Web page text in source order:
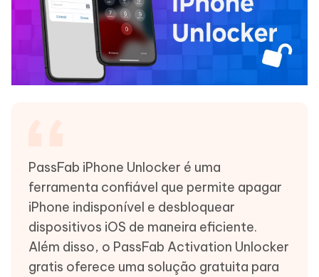
PassFab iPhone Unlocker é uma
ferramenta confiável que permite apagar
iPhone indisponível e desbloquear
dispositivos iOS de maneira eficiente.
Além disso, o PassFab Activation Unlocker
gratis oferece uma solução gratuita para